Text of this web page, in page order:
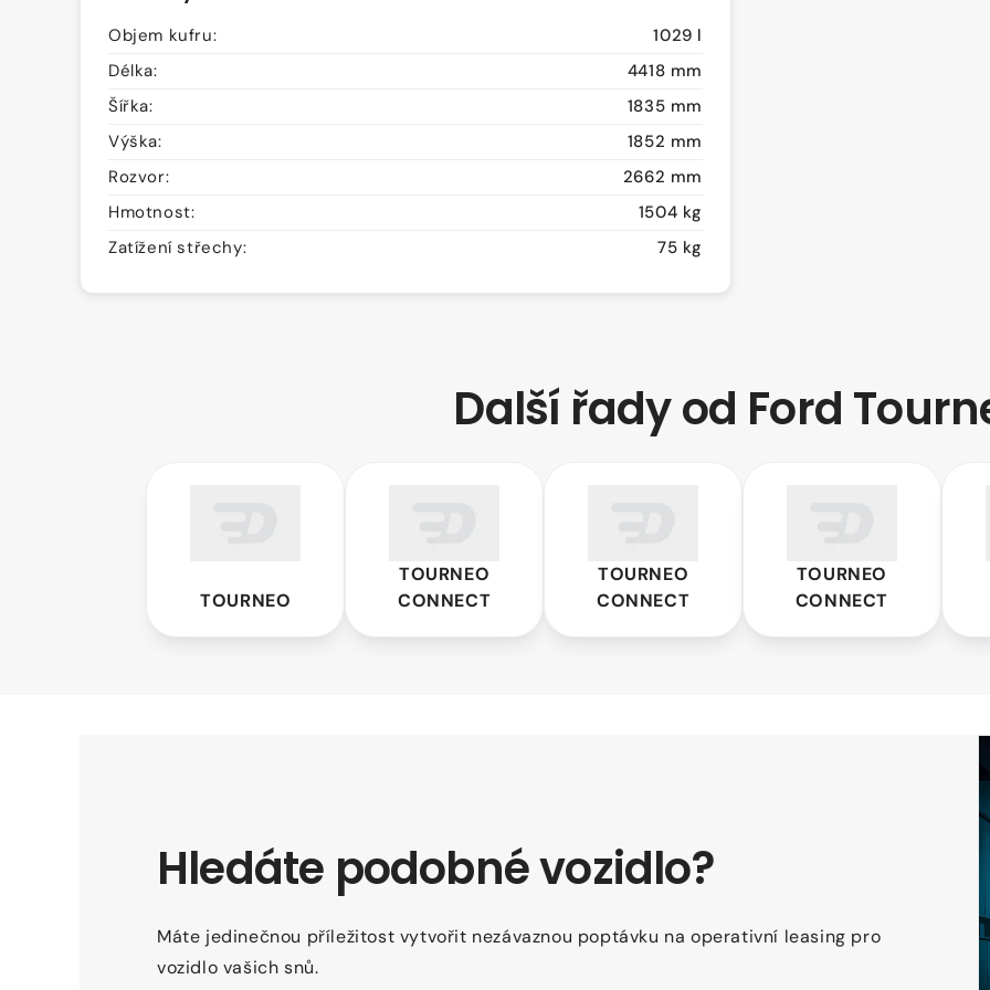
Objem kufru:
1029 l
Délka:
4418 mm
Šířka:
1835 mm
Výška:
1852 mm
Rozvor:
2662 mm
Hmotnost:
1504 kg
Zatížení střechy:
75 kg
Další řady od Ford
TOURNEO
TOURNEO
CONNECT
TOURNEO
CONNECT
TOURNEO
CONNECT
Hledáte podobné vozidlo?
Máte jedinečnou příležitost vytvořit nezávaznou poptávku na operativní leasing pro
vozidlo vašich snů.